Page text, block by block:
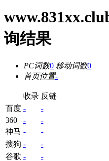
询结果
PC词数0 移动词数0
首页位置-
收录 反链
百度 -
-
360
-
-
神马 -
-
搜狗 -
-
谷歌 - -